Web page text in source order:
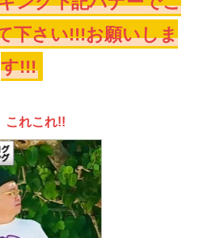
下さい!!!お願いしま
す!!!
これこれ!!